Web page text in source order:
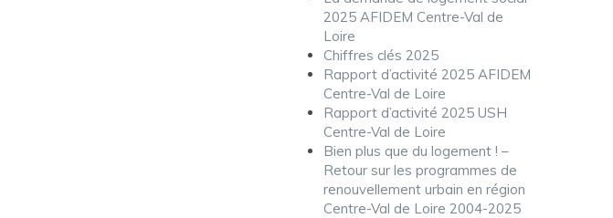
2025 AFIDEM Centre-Val de
Loire
Chiffres clés 2025
Rapport d’activité 2025 AFIDEM
Centre-Val de Loire
Rapport d’activité 2025 USH
Centre-Val de Loire
Bien plus que du logement ! –
Retour sur les programmes de
renouvellement urbain en région
Centre-Val de Loire 2004-2025